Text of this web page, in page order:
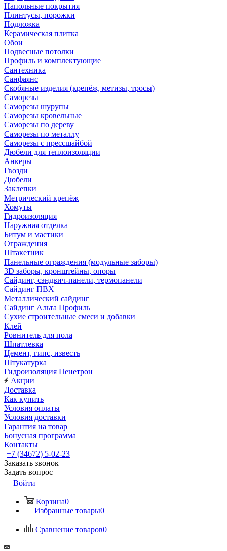
Напольные покрытия
Плинтусы, порожки
Подложка
Керамическая плитка
Обои
Подвесные потолки
Профиль и комплектующие
Сантехника
Санфаянс
Скобяные изделия (крепёж, метизы, тросы)
Саморезы
Саморезы шурупы
Саморезы кровельные
Саморезы по дереву
Саморезы по металлу
Саморезы с прессшайбой
Дюбели для теплоизоляции
Анкеры
Гвозди
Дюбели
Заклепки
Метрический крепёж
Хомуты
Гидроизоляция
Наружная отделка
Битум и мастики
Ограждения
Штакетник
Панельные ограждения (модульные заборы)
3D заборы, кронштейны, опоры
Cайдинг, сэндвич-панели, термопанели
Сайдинг ПВХ
Металлический сайдинг
Сайдинг Альта Профиль
Сухие строительные смеси и добавки
Клей
Ровнитель для пола
Шпатлевка
Цемент, гипс, известь
Штукатурка
Гидроизоляция Пенетрон
Акции
Доставка
Как купить
Условия оплаты
Условия доставки
Гарантия на товар
Бонусная программа
Контакты
+7 (34672) 5-02-23
Заказать звонок
Задать вопрос
Войти
Корзина0
Избранные товары0
Сравнение товаров0